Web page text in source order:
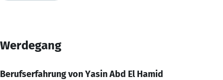
Werdegang
Berufserfahrung von Yasin Abd El Hamid